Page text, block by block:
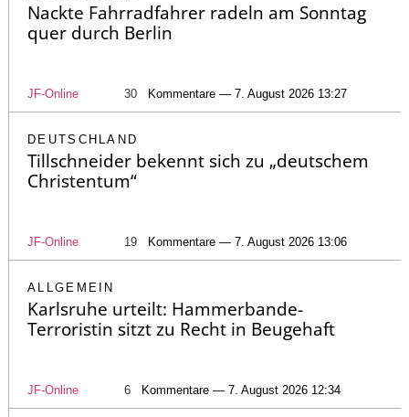
Nackte Fahrradfahrer radeln am Sonntag
quer durch Berlin
JF-Online 30 Kommentare — 7. August 2026 13:27
DEUTSCHLAND
Tillschneider bekennt sich zu „deutschem
Christentum“
JF-Online 19 Kommentare — 7. August 2026 13:06
ALLGEMEIN
Karlsruhe urteilt: Hammerbande-
Terroristin sitzt zu Recht in Beugehaft
JF-Online 6 Kommentare — 7. August 2026 12:34